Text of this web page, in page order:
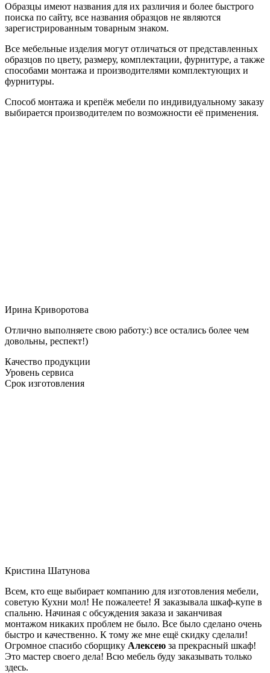
Образцы имеют названия для их различия и более быстрого
поиска по сайту, все названия образцов не являются
зарегистрированным товарным знаком.
Все мебельные изделия могут отличаться от представленных
образцов по цвету, размеру, комплектации, фурнитуре, а также
способами монтажа и производителями комплектующих и
фурнитуры.
Способ монтажа и крепёж мебели по индивидуальному заказу
выбирается производителем по возможности её применения.
Ирина Криворотова
Отлично выполняете свою работу:) все остались более чем
довольны, респект!)
Качество продукции
Уровень сервиса
Срок изготовления
Кристина Шатунова
Всем, кто еще выбирает компанию для изготовления мебели,
советую Кухни мол! Не пожалеете! Я заказывала шкаф-купе в
спальню. Начиная с обсуждения заказа и заканчивая
монтажом никаких проблем не было. Все было сделано очень
быстро и качественно. К тому же мне ещё скидку сделали!
Огромное спасибо сборщику Алексею за прекрасный шкаф!
Это мастер своего дела! Всю мебель буду заказывать только
здесь.